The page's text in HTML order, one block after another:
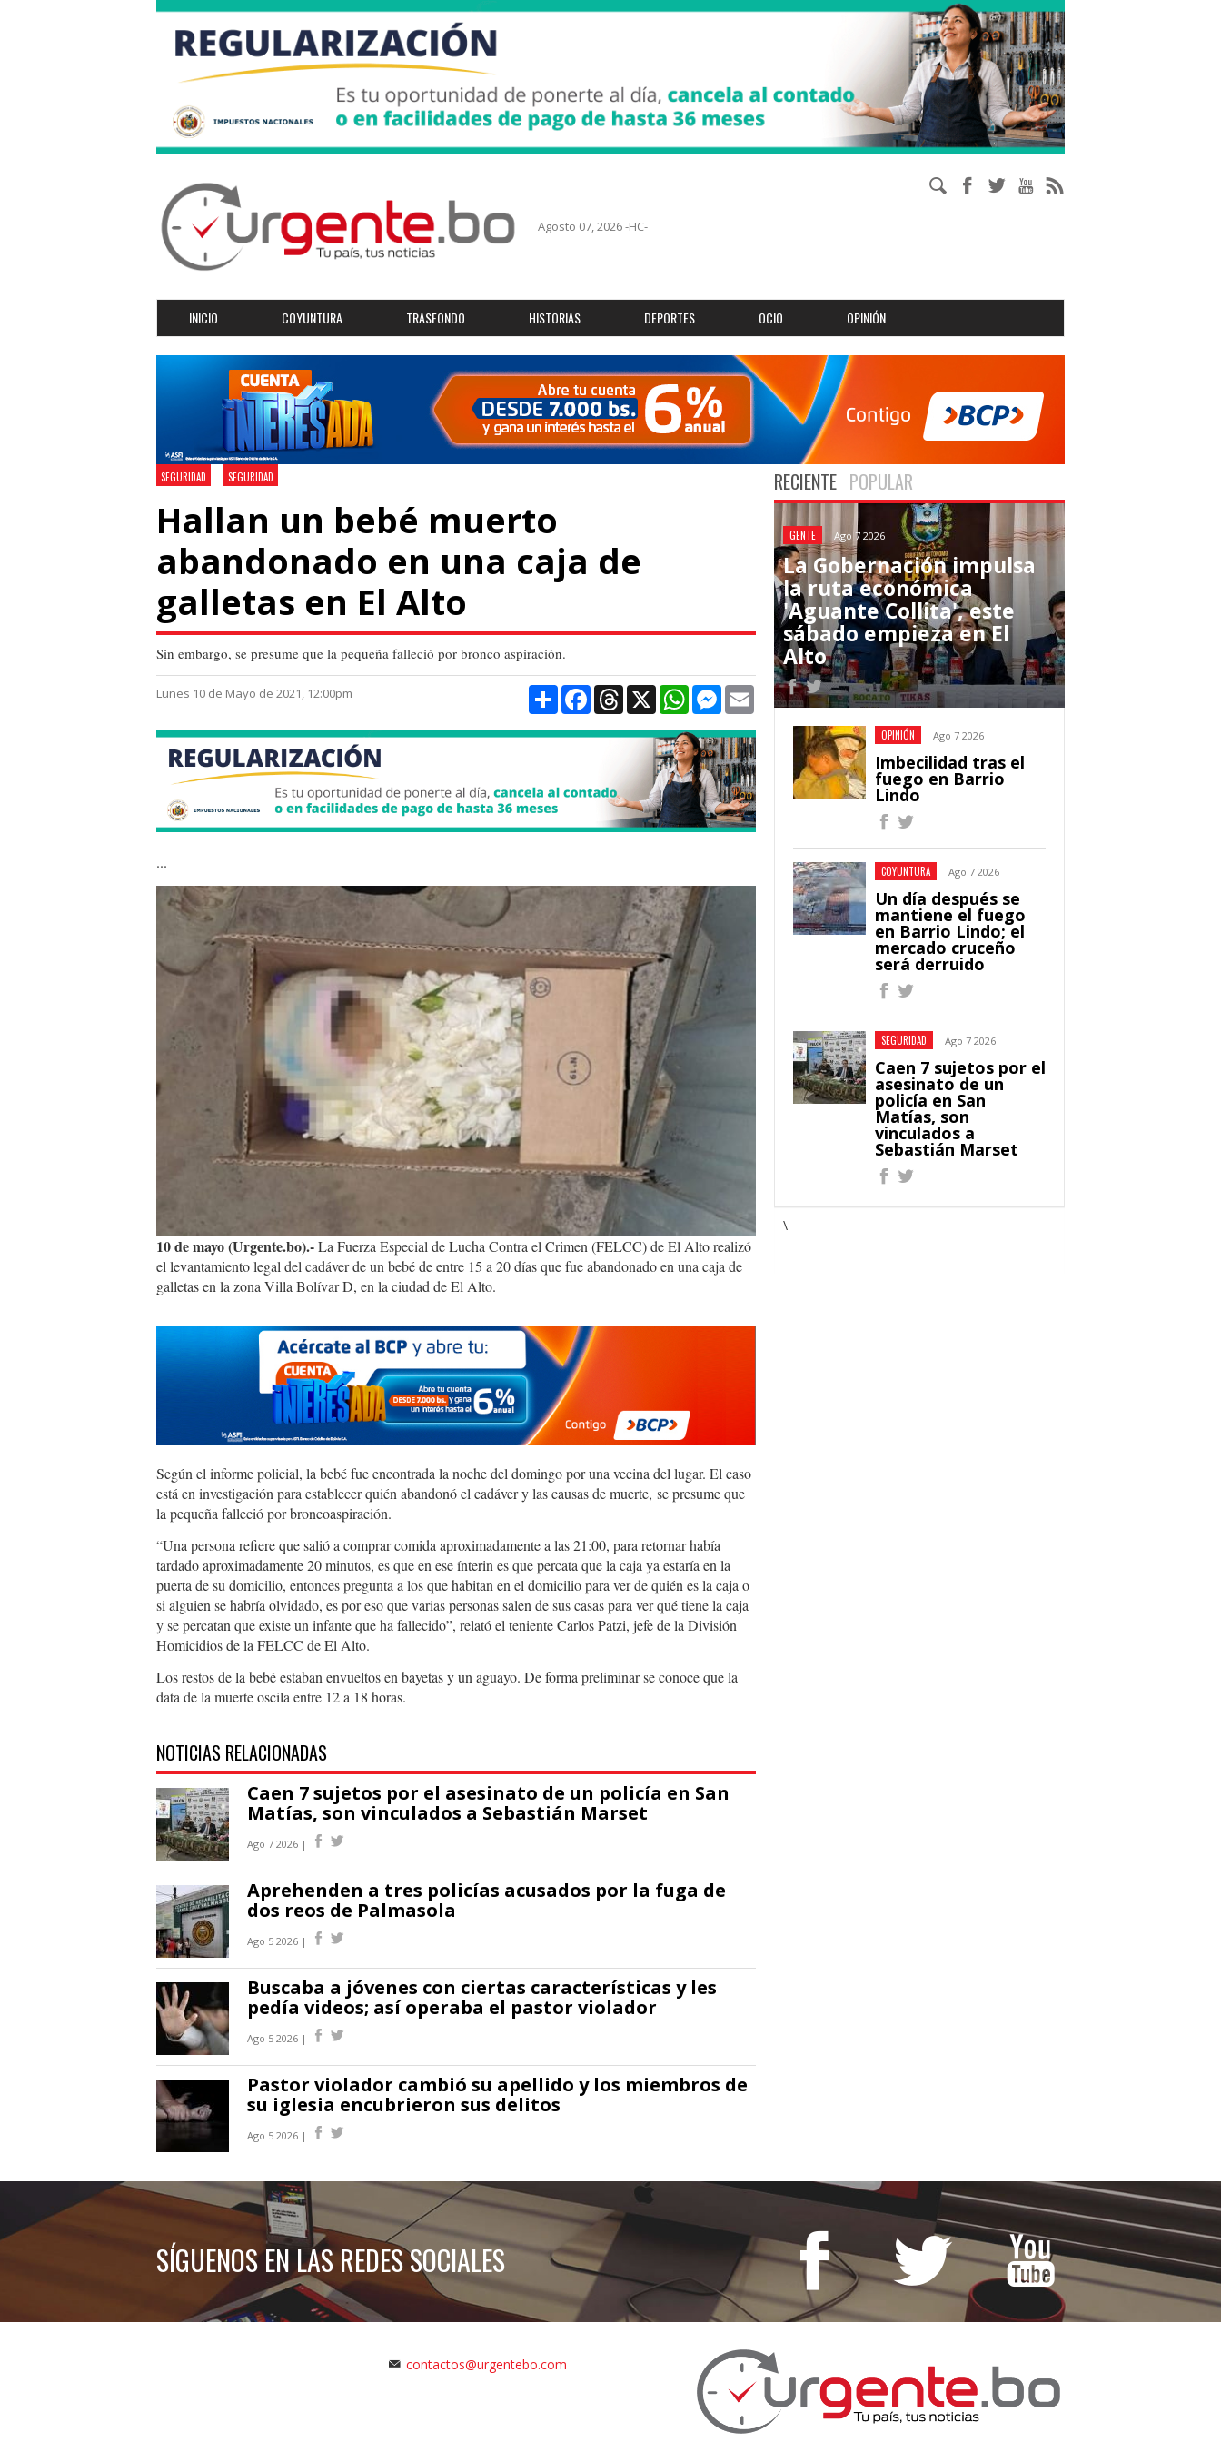
Agosto 07, 2026 -HC-
INICIO COYUNTURA TRASFONDO HISTORIAS DEPORTES OCIO OPINIÓN
SEGURIDAD SEGURIDAD
Hallan un bebé muerto
abandonado en una caja de
galletas en El Alto
Sin embargo, se presume que la pequeña falleció por bronco aspiración.
Lunes 10 de Mayo de 2021, 12:00pm CompartirFacebookThreads
X WhatsAppMessenger
Email
...
bebé3.jpg
10 de mayo (Urgente.bo).-La Fuerza Especial de Lucha Contra el Crimen (FELCC) de El Alto realizó
el levantamiento legal del cadáver de un bebé de entre 15 a 20 días que fue abandonado en una caja de
galletas en la zona Villa Bolívar D, en la ciudad de El Alto.
Según el informe policial, la bebé fue encontrada la noche del domingo por una vecina del lugar. El caso
está en investigación para establecer quién abandonó el cadáver y las causas de muerte, se presume que
la pequeña falleció por broncoaspiración.
“Una persona refiere que salió a comprar comida aproximadamente a las 21:00, para retornar había
tardado aproximadamente 20 minutos, es que en ese ínterin es que percata que la caja ya estaría en la
puerta de su domicilio, entonces pregunta a los que habitan en el domicilio para ver de quién es la caja o
si alguien se habría olvidado, es por eso que varias personas salen de sus casas para ver qué tiene la caja
y se percatan que existe un infante que ha fallecido”, relató el teniente Carlos Patzi, jefe de la División
Homicidios de la FELCC de El Alto.
Los restos de la bebé estaban envueltos en bayetas y un aguayo. De forma preliminar se conoce que la
data de la muerte oscila entre 12 a 18 horas.
NOTICIAS RELACIONADAS
Caen 7 sujetos por el asesinato de un policía en San
Matías, son vinculados a Sebastián Marset
Ago 7 2026 |
Aprehenden a tres policías acusados por la fuga de
dos reos de Palmasola
Ago 5 2026 |
Buscaba a jóvenes con ciertas características y les
pedía videos; así operaba el pastor violador
Ago 5 2026 |
Pastor violador cambió su apellido y los miembros de
su iglesia encubrieron sus delitos
Ago 5 2026 |
RECIENTE POPULAR
GENTE Ago 7 2026
La Gobernación impulsa
la ruta económica
'Aguante Collita', este
sábado empieza en El
Alto
OPINIÓN Ago 7 2026
Imbecilidad tras el
fuego en Barrio
Lindo
COYUNTURA Ago 7 2026
Un día después se
mantiene el fuego
en Barrio Lindo; el
mercado cruceño
será derruido
SEGURIDAD Ago 7 2026
Caen 7 sujetos por el
asesinato de un
policía en San
Matías, son
vinculados a
Sebastián Marset
\
SÍGUENOS EN LAS REDES SOCIALES
contactos@urgentebo.com